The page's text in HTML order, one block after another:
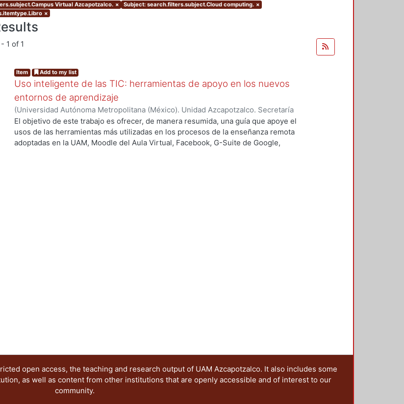
Virtual Azcapotzalco. × Subject: search.filters.subject.Cloud computing. ×
×
- 1 of 1
Item Add to my list
Uso inteligente de las TIC: herramientas de apoyo en los nuevos
entornos de aprendizaje
(Universidad Autónoma Metropolitana (México). Unidad Azcapotzalco. Secretaría
Académica.,2021) García Castro, María Beatriz;Orozco García, Paola Yatzel;Puga
García, Merary Denny;Martínez Morales, Mercedes Isabel;Alvarado Hernández,
Alejandra; Tarango de la Torre, Juan Carlos
El objetivo de este trabajo es ofrecer, de manera resumida, una guía que apoye el
usos de las herramientas más utilizadas en los procesos de la enseñanza remota
adoptadas en la UAM, Moodle del Aula Virtual, Facebook, G-Suite de Google,
open access, the teaching and research output of UAM Azcapotzalco. It also includes some
as well as content from other institutions that are openly accessible and of interest to our
community.